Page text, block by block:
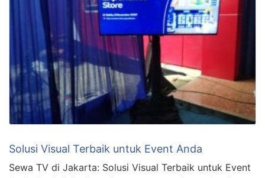
Solusi Visual Terbaik untuk Event Anda
Sewa TV di Jakarta: Solusi Visual Terbaik untuk Event